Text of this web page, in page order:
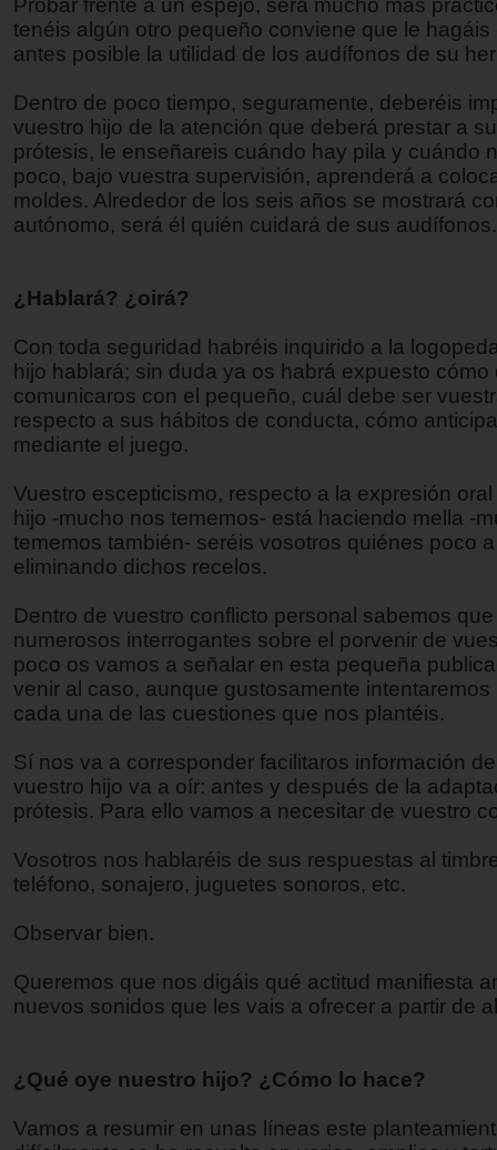
tenéis algún otro pequeño conviene que le hagáis
antes posible la utilidad de los audífonos de su
Dentro de poco tiempo, seguramente, deberéis
vuestro hijo de la atención que deberá prestar a
prótesis, le enseñareis cuándo hay pila y cuándo
poco, bajo vuestra supervisión, aprenderá a
moldes. Alrededor de los seis años se mostrará
autónomo, será él quién cuidará de sus audífonos.
¿Hablará? ¿oirá?
Con toda seguridad habréis inquirido a la
hijo hablará; sin duda ya os habrá expuesto cómo
comunicaros con el pequeño, cuál debe ser
respecto a sus hábitos de conducta, cómo
mediante el juego.
Vuestro escepticismo, respecto a la expresión
hijo -mucho nos tememos- está haciendo mella -
tememos también- seréis vosotros quiénes poco
eliminando dichos recelos.
Dentro de vuestro conflicto personal sabemos
numerosos interrogantes sobre el porvenir de
poco os vamos a señalar en esta pequeña
venir al caso, aunque gustosamente intentaremos
cada una de las cuestiones que nos plantéis.
Sí nos va a corresponder facilitaros información
vuestro hijo va a oír: antes y después de la
prótesis. Para ello vamos a necesitar de vuestro
Vosotros nos hablaréis de sus respuestas al
teléfono, sonajero, juguetes sonoros, etc.
Observar bien.
Queremos que nos digáis qué actitud manifiesta
nuevos sonidos que les vais a ofrecer a partir de
¿Qué oye nuestro hijo? ¿Cómo lo hace?
Vamos a resumir en unas líneas este